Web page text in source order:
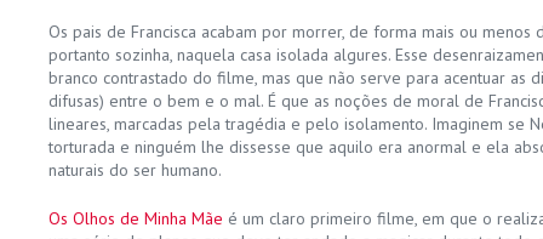
Os pais de Francisca acabam por morrer, de forma mais ou menos
portanto sozinha, naquela casa isolada algures. Esse
branco contrastado do filme, mas que não serve para acentuar as
difusas) entre o bem e o mal. É que as noções de moral de
lineares, marcadas pela tragédia e pelo isolamento. Imaginem se
torturada e ninguém lhe dissesse que aquilo era anormal e ela
naturais do ser humano.
Os Olhos de Minha Mãe é um claro primeiro filme, em que o